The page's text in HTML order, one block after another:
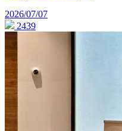
2026/07/07
2439